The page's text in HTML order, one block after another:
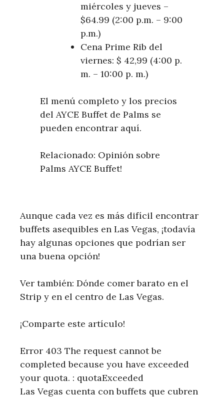
miércoles y jueves –
$64.99 (2:00 p.m. – 9:00
p.m.)
Cena Prime Rib del
viernes: $ 42,99 (4:00 p.
m. – 10:00 p. m.)
El menú completo y los precios
del AYCE Buffet de Palms se
pueden encontrar aquí.
Relacionado: Opinión sobre
Palms AYCE Buffet!
Aunque cada vez es más difícil encontrar
buffets asequibles en Las Vegas, ¡todavía
hay algunas opciones que podrían ser
una buena opción!
Ver también: Dónde comer barato en el
Strip y en el centro de Las Vegas.
¡Comparte este artículo!
Error 403 The request cannot be
completed because you have exceeded
your quota. : quotaExceeded
Las Vegas cuenta con buffets que cubren